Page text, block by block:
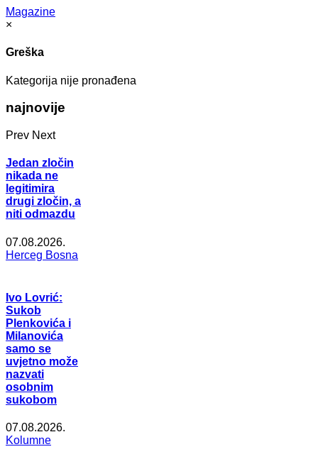
Magazine
×
Greška
Kategorija nije pronađena
najnovije
Prev Next
Jedan zločin
nikada ne
legitimira
drugi zločin, a
niti odmazdu
07.08.2026.
Herceg Bosna
Ivo Lovrić:
Sukob
Plenkovića i
Milanovića
samo se
uvjetno može
nazvati
osobnim
sukobom
07.08.2026.
Kolumne